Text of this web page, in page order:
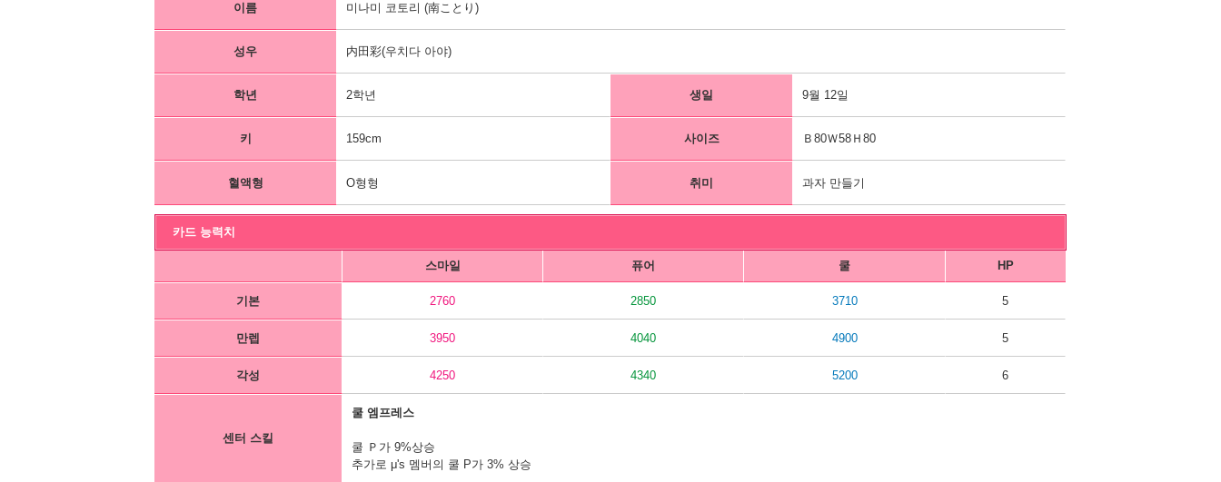
이름 미나미 코토리 (南ことり)
성우 内田彩(우치다 아야)
학년 2학년 생일 9월 12일
키 159cm 사이즈 Ｂ80Ｗ58Ｈ80
혈액형 O형형 취미 과자 만들기
카드 능력치
스마일 퓨어 쿨 HP
기본 2760 2850 3710 5
만렙 3950 4040 4900 5
각성 4250 4340 5200 6
센터 스킬
쿨 엠프레스
쿨 Ｐ가 9%상승
추가로 μ's 멤버의 쿨 P가 3% 상승